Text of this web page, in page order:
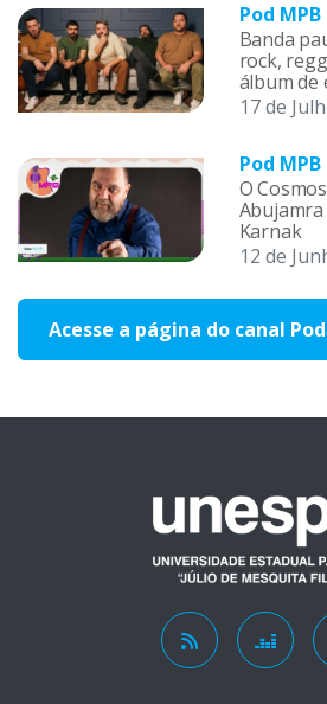
Pod MPB
Banda
rock,
álbum de
17 de
Pod MPB
O
Karnak
12 de
Acesse a página do canal